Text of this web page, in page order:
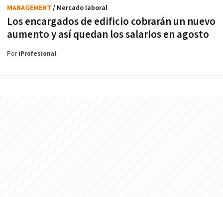
Los encargados de edificio cobrarán un nuevo
aumento y así quedan los salarios en agosto
MANAGEMENT / Mercado laboral
PoriProfesional